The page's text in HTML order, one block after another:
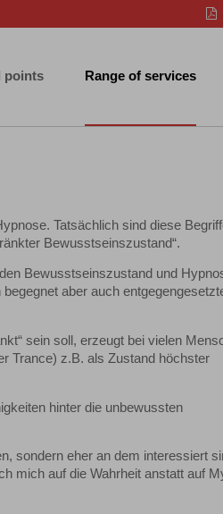
points Range of services
Tatsächlich sind diese
Bewusstseinszustand“.
Bewusstseinszustand und
aber auch
sein soll, erzeugt bei vielen
Trance) z.B. als Zustand höchster
hinter die unbewussten
sondern eher an dem interessiert
mich auf die Wahrheit anstatt auf